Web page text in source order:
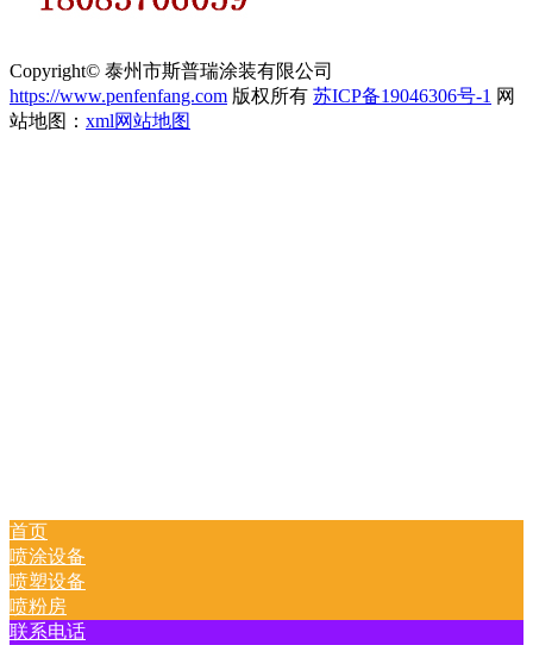
Copyright© 泰州市斯普瑞涂装有限公司
https://www.penfenfang.com 版权所有 苏ICP备19046306号-1 网
站地图： xml网站地图
首页
喷涂设备
喷塑设备
喷粉房
联系电话